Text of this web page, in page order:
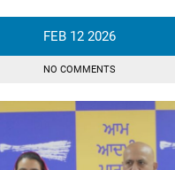
FEB 12 2026
NO COMMENTS